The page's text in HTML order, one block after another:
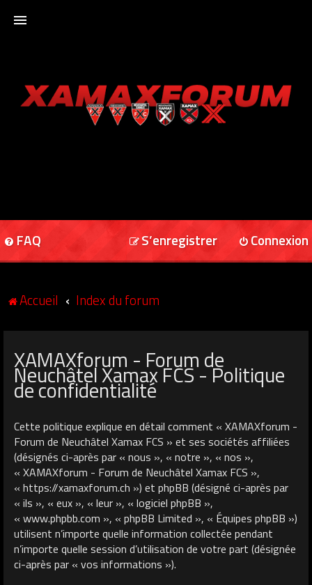
XAMAXFORUM
FAQ Connexion
S’enregistrer
Accueil Index du forum
XAMAXforum - Forum de
Neuchâtel Xamax FCS - Politique
de confidentialité
Cette politique explique en détail comment « XAMAXforum -
Forum de Neuchâtel Xamax FCS » et ses sociétés affiliées
(désignés ci-après par « nous », « notre », « nos »,
« XAMAXforum - Forum de Neuchâtel Xamax FCS »,
« https://xamaxforum.ch ») et phpBB (désigné ci-après par
« ils », « eux », « leur », « logiciel phpBB »,
« www.phpbb.com », « phpBB Limited », « Équipes phpBB »)
utilisent n’importe quelle information collectée pendant
n’importe quelle session d’utilisation de votre part (désignée
ci-après par « vos informations »).